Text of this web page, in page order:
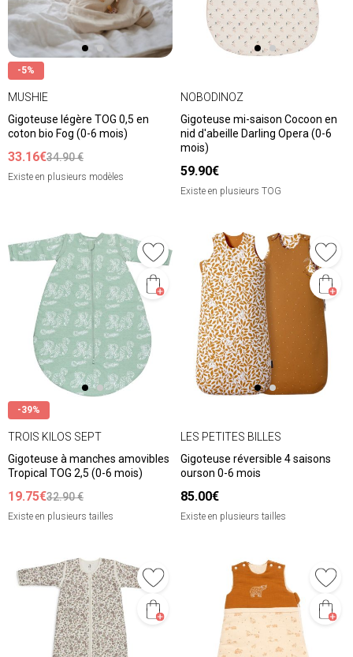
-5%
MUSHIE
Gigoteuse légère TOG 0,5 en
coton bio Fog (0-6 mois)
33.16€34.90 €
Existe en plusieurs modèles
NOBODINOZ
Gigoteuse mi-saison Cocoon en
nid d'abeille Darling Opera (0-6
mois)
59.90€
Existe en plusieurs TOG
-39%
TROIS KILOS SEPT
Gigoteuse à manches amovibles
Tropical TOG 2,5 (0-6 mois)
19.75€32.90 €
Existe en plusieurs tailles
LES PETITES BILLES
Gigoteuse réversible 4 saisons
ourson 0-6 mois
85.00€
Existe en plusieurs tailles